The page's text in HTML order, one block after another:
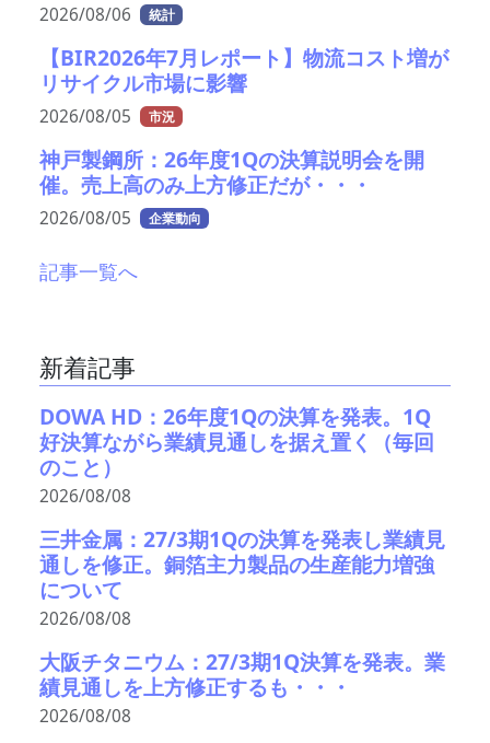
2026/08/06 統計
【BIR2026年7月レポート】物流コスト増が
リサイクル市場に影響
2026/08/05 市況
神戸製鋼所：26年度1Qの決算説明会を開
催。売上高のみ上方修正だが・・・
2026/08/05 企業動向
記事一覧へ
新着記事
DOWA HD：26年度1Qの決算を発表。1Q
好決算ながら業績見通しを据え置く（毎回
のこと）
2026/08/08
三井金属：27/3期1Qの決算を発表し業績見
通しを修正。銅箔主力製品の生産能力増強
について
2026/08/08
大阪チタニウム：27/3期1Q決算を発表。業
績見通しを上方修正するも・・・
2026/08/08